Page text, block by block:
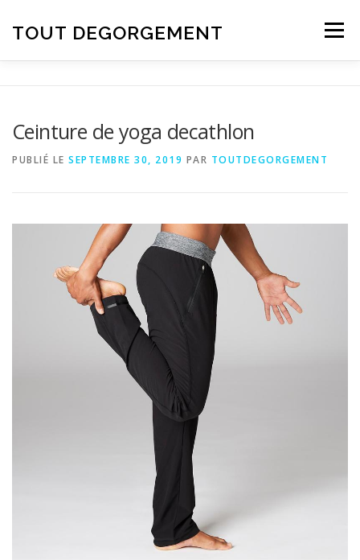
TOUT DEGORGEMENT Menu
Ceinture de yoga decathlon
PUBLIÉ LE SEPTEMBRE 30, 2019 PAR TOUTDEGORGEMENT